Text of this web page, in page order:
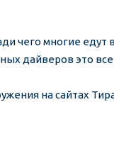
чего многие едут
дайверов это
на сайтах